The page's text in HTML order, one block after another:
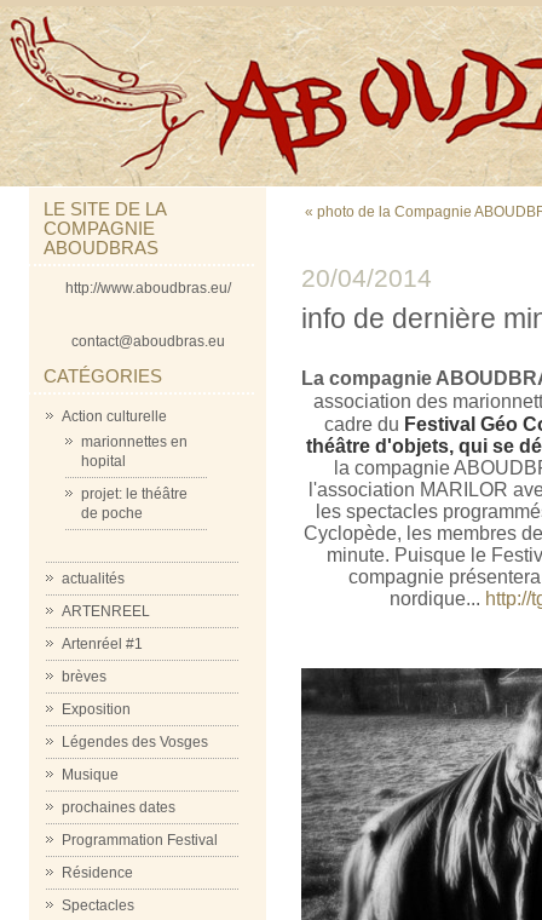
LE SITE DE LA
COMPAGNIE
ABOUDBRAS
http://www.aboudbras.eu/
contact@aboudbras.eu
CATÉGORIES
Action culturelle
marionnettes en
hopital
projet: le théâtre
de poche
actualités
ARTENREEL
Artenréel #1
brèves
Exposition
Légendes des Vosges
Musique
prochaines dates
Programmation Festival
Résidence
Spectacles
« photo de la Compagnie
20/04/2014
info de dernière
La compagnie
association des
cadre du Festival Géo
théâtre d'objets, qui se
la compagnie
l'association MARILOR
les spectacles
Cyclopède, les membres
minute. Puisque le
compagnie
nordique... http://